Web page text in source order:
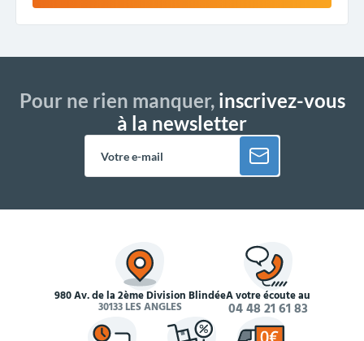
Pour ne rien manquer,inscrivez-vous
à la newsletter
980 Av. de la 2ème Division Blindée
30133 LES ANGLES
À votre écoute au
04 48 21 61 83